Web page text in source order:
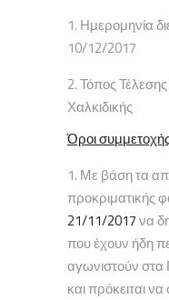
Ημερομηνία
10/12/2017
2. Τόπος
Χαλκιδικής
Όροι
Με βάση τα
προκριματικής
21/11/2017να
που έχουν ήδη
αγωνιστούν
και πρόκειται